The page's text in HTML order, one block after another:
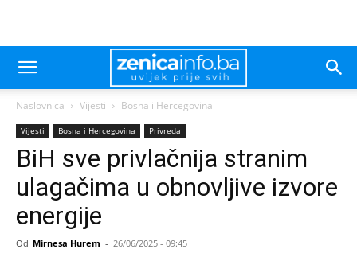
Naslovnica Vijesti Bosna i Hercegovina
Vijesti Bosna i Hercegovina Privreda
BiH sve privlačnija stranim
ulagačima u obnovljive izvore
energije
Od Mirnesa Hurem - 26/06/2025 - 09:45